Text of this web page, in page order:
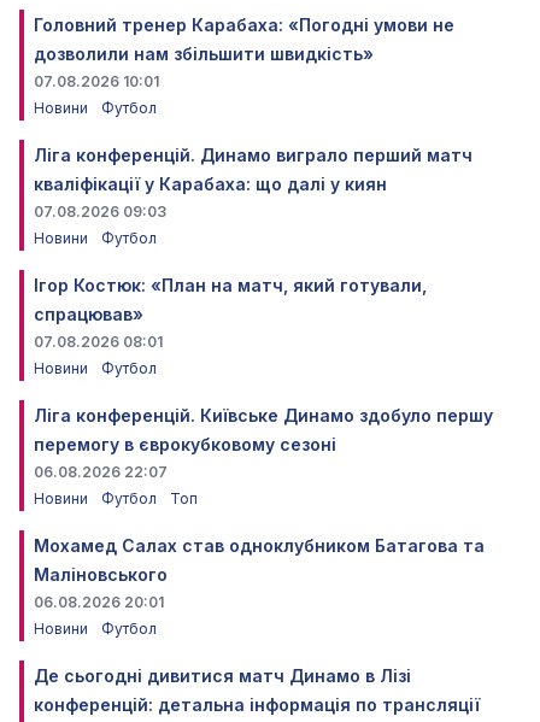
Головний тренер Карабаха: «Погодні умови не
дозволили нам збільшити швидкість»
07.08.2026 10:01
Новини
Футбол
Ліга конференцій. Динамо виграло перший матч
кваліфікації у Карабаха: що далі у киян
07.08.2026 09:03
Новини
Футбол
Ігор Костюк: «План на матч, який готували,
спрацював»
07.08.2026 08:01
Новини
Футбол
Ліга конференцій. Київське Динамо здобуло першу
перемогу в єврокубковому сезоні
06.08.2026 22:07
Новини
Футбол Топ
Мохамед Салах став одноклубником Батагова та
Маліновського
06.08.2026 20:01
Новини
Футбол
Де сьогодні дивитися матч Динамо в Лізі
конференцій: детальна інформація по трансляції